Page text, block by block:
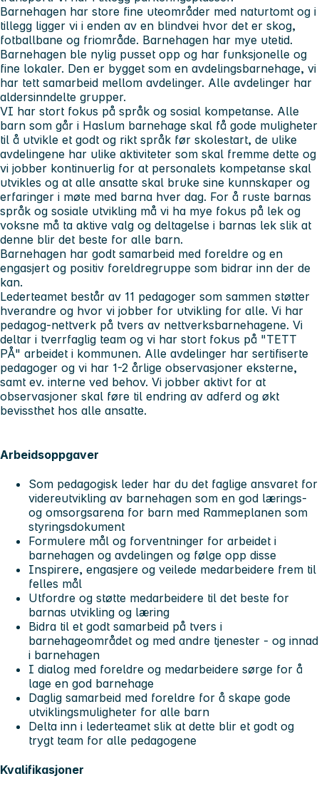
Barnehagen har store fine uteområder med naturtomt og i
tillegg ligger vi i enden av en blindvei hvor det er skog,
fotballbane og friområde. Barnehagen har mye utetid.
Barnehagen ble nylig pusset opp og har funksjonelle og
fine lokaler. Den er bygget som en avdelingsbarnehage, vi
har tett samarbeid mellom avdelinger. Alle avdelinger har
aldersinndelte grupper.
VI har stort fokus på språk og sosial kompetanse. Alle
barn som går i Haslum barnehage skal få gode muligheter
til å utvikle et godt og rikt språk før skolestart, de ulike
avdelingene har ulike aktiviteter som skal fremme dette og
vi jobber kontinuerlig for at personalets kompetanse skal
utvikles og at alle ansatte skal bruke sine kunnskaper og
erfaringer i møte med barna hver dag. For å ruste barnas
språk og sosiale utvikling må vi ha mye fokus på lek og
voksne må ta aktive valg og deltagelse i barnas lek slik at
denne blir det beste for alle barn.
Barnehagen har godt samarbeid med foreldre og en
engasjert og positiv foreldregruppe som bidrar inn der de
kan.
Lederteamet består av 11 pedagoger som sammen støtter
hverandre og hvor vi jobber for utvikling for alle. Vi har
pedagog-nettverk på tvers av nettverksbarnehagene. Vi
deltar i tverrfaglig team og vi har stort fokus på "TETT
PÅ" arbeidet i kommunen. Alle avdelinger har sertifiserte
pedagoger og vi har 1-2 årlige observasjoner eksterne,
samt ev. interne ved behov. Vi jobber aktivt for at
observasjoner skal føre til endring av adferd og økt
bevissthet hos alle ansatte.
Arbeidsoppgaver
Som pedagogisk leder har du det faglige ansvaret for
videreutvikling av barnehagen som en god lærings-
og omsorgsarena for barn med Rammeplanen som
styringsdokument
Formulere mål og forventninger for arbeidet i
barnehagen og avdelingen og følge opp disse
Inspirere, engasjere og veilede medarbeidere frem til
felles mål
Utfordre og støtte medarbeidere til det beste for
barnas utvikling og læring
Bidra til et godt samarbeid på tvers i
barnehageområdet og med andre tjenester - og innad
i barnehagen
I dialog med foreldre og medarbeidere sørge for å
lage en god barnehage
Daglig samarbeid med foreldre for å skape gode
utviklingsmuligheter for alle barn
Delta inn i lederteamet slik at dette blir et godt og
trygt team for alle pedagogene
Kvalifikasjoner